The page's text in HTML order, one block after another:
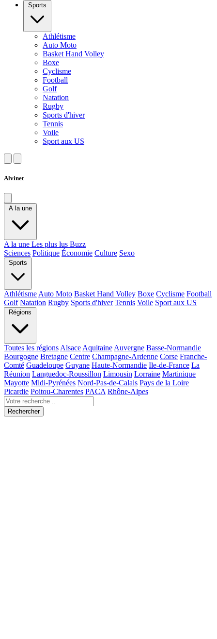
Sports
Athlétisme
Auto Moto
Basket Hand Volley
Boxe
Cyclisme
Football
Golf
Natation
Rugby
Sports d'hiver
Tennis
Voile
Sport aux US
Alvinet
A la une
A la une Les plus lus Buzz
Sciences Politique Économie Culture Sexo
Sports
Athlétisme Auto Moto Basket Hand Volley Boxe Cyclisme Football
Golf Natation Rugby Sports d'hiver Tennis Voile Sport aux US
Régions
Toutes les régions Alsace Aquitaine Auvergne Basse-Normandie
Bourgogne Bretagne Centre Champagne-Ardenne Corse Franche-
Comté Guadeloupe Guyane Haute-Normandie Ile-de-France La
Réunion Languedoc-Roussillon Limousin Lorraine Martinique
Mayotte Midi-Pyrénées Nord-Pas-de-Calais Pays de la Loire
Picardie Poitou-Charentes PACA Rhône-Alpes
Rechercher